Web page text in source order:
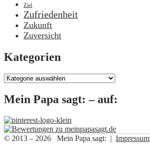
Ziel
Zufriedenheit
Zukunft
Zuversicht
Kategorien
Kategorien
Mein Papa sagt: – auf:
© 2013 – 2026 Mein Papa sagt: | Impressum